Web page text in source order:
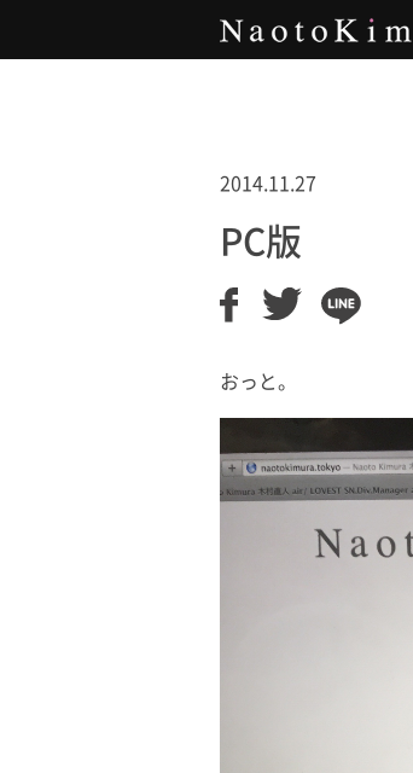
2014.11.27
PC版
おっと。